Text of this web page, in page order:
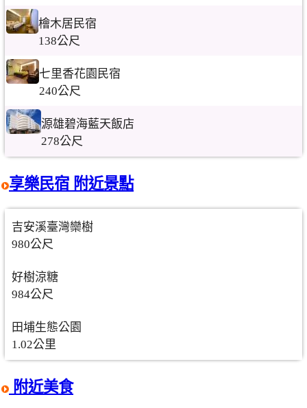
檜木居民宿
138公尺
七里香花園民宿
240公尺
源雄碧海藍天飯店
278公尺
享樂民宿 附近景點
吉安溪臺灣欒樹
980公尺
好樹涼糖
984公尺
田埔生態公園
1.02公里
附近美食